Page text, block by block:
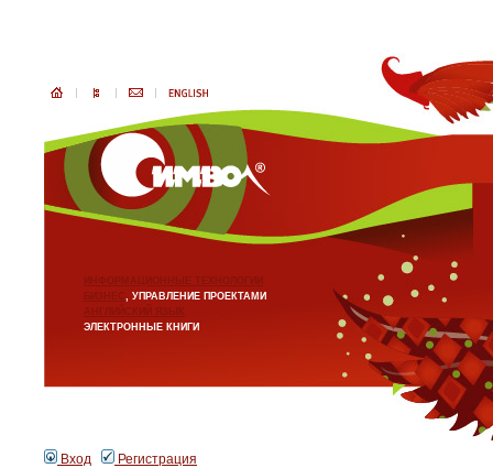
ИНФОРМАЦИОННЫЕ ТЕХНОЛОГИИ
БИЗНЕС, УПРАВЛЕНИЕ ПРОЕКТАМИ
АНГЛИЙСКИЙ ЯЗЫК
ЭЛЕКТРОННЫЕ КНИГИ
Вход
Регистрация